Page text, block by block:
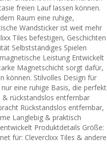
freien Lauf lassen können.
Raum eine ruhige,
Wandsticker ist weit mehr
Tiles befestigen, Geschichten
Selbstständiges Spielen
Leistung Entwickelt
Magnetschicht sorgt dafür,
können. Stilvolles Design für
eine ruhige Basis, die perfekt
& rückstandslos entfernbar
Rückstandslos entfernbar,
Langlebig & praktisch
Produktdetails Größe:
für: Cleverclixx Tiles & andere